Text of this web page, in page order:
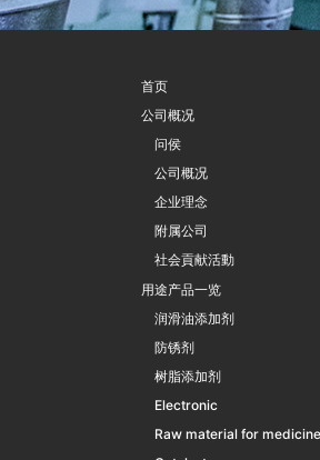
首页
公司概况
问侯
公司概况
企业理念
附属公司
社会貢献活動
用途产品一览
润滑油添加剂
防锈剂
树脂添加剂
Electronic
Raw material for